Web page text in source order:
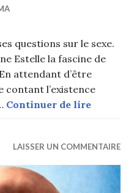
questions sur le sexe.
Estelle la fascine de
attendant d’être
contant l’existence
Continuer de lireEtude
LAISSER UN COMMENTAIRE